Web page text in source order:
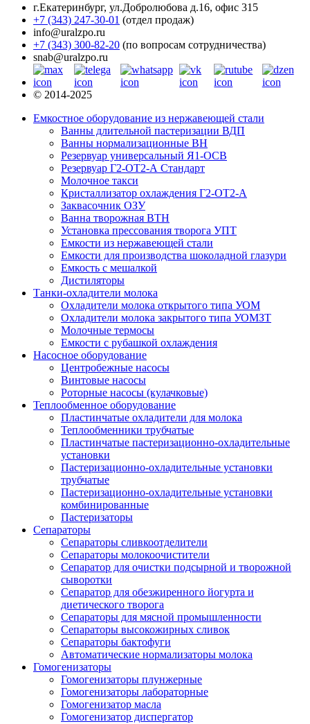
г.Екатеринбург, ул.Добролюбова д.16, офис 315
+7 (343) 247-30-01 (отдел продаж)
info@uralzpo.ru
+7 (343) 300-82-20 (по вопросам сотрудничества)
snab@uralzpo.ru
© 2014-2025
Емкостное оборудование из нержавеющей стали
Ванны длительной пастеризации ВДП
Ванны нормализационные ВН
Резервуар универсальный Я1-ОСВ
Резервуар Г2-ОТ2-А Стандарт
Молочное такси
Кристаллизатор охлаждения Г2-ОТ2-А
Заквасочник ОЗУ
Ванна творожная ВТН
Установка прессования творога УПТ
Емкости из нержавеющей стали
Емкости для производства шоколадной глазури
Емкость с мешалкой
Дистиляторы
Танки-охладители молока
Охладители молока открытого типа УОМ
Охладители молока закрытого типа УОМЗТ
Молочные термосы
Емкости с рубашкой охлаждения
Насосное оборудование
Центробежные насосы
Винтовые насосы
Роторные насосы (кулачковые)
Теплообменное оборудование
Пластинчатые охладители для молока
Теплообменники трубчатые
Пластинчатые пастеризационно-охладительные
установки
Пастеризационно-охладительные установки
трубчатые
Пастеризационно-охладительные установки
комбинированные
Пастеризаторы
Сепараторы
Сепараторы сливкоотделители
Сепараторы молокоочистители
Сепаратор для очистки подсырной и творожной
сыворотки
Сепаратор для обезжиренного йогурта и
диетического творога
Сепараторы для мясной промышленности
Сепараторы высокожирных сливок
Сепараторы бактофуги
Автоматические нормализаторы молока
Гомогенизаторы
Гомогенизаторы плунжерные
Гомогенизаторы лабораторные
Гомогенизатор масла
Гомогенизатор диспергатор